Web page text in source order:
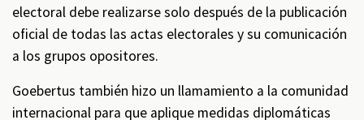
electoral debe realizarse solo después de la publicación
oficial de todas las actas electorales y su comunicación
a los grupos opositores.
Goebertus también hizo un llamamiento a la comunidad
internacional para que aplique medidas diplomáticas